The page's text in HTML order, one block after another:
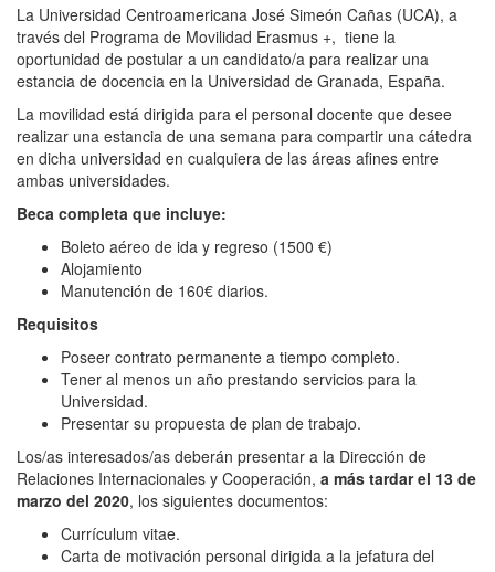
La Universidad Centroamericana José Simeón Cañas (UCA), a
través del Programa de Movilidad Erasmus +, tiene la
oportunidad de postular a un candidato/a para realizar una
estancia de docencia en la Universidad de Granada, España.
La movilidad está dirigida para el personal docente que desee
realizar una estancia de una semana para compartir una cátedra
en dicha universidad en cualquiera de las áreas afines entre
ambas universidades.
Beca completa que incluye:
Boleto aéreo de ida y regreso (1500 €)
Alojamiento
Manutención de 160€ diarios.
Requisitos
Poseer contrato permanente a tiempo completo.
Tener al menos un año prestando servicios para la
Universidad.
Presentar su propuesta de plan de trabajo.
Los/as interesados/as deberán presentar a la Dirección de
Relaciones Internacionales y Cooperación, a más tardar el 13 de
marzo del 2020, los siguientes documentos:
Currículum vitae.
Carta de motivación personal dirigida a la jefatura del